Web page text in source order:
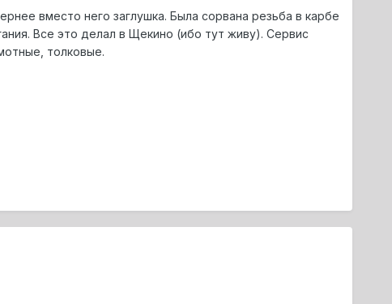
вместо него заглушка. Была сорвана резьба в карбе
Все это делал в Щекино (ибо тут живу). Сервис
толковые.